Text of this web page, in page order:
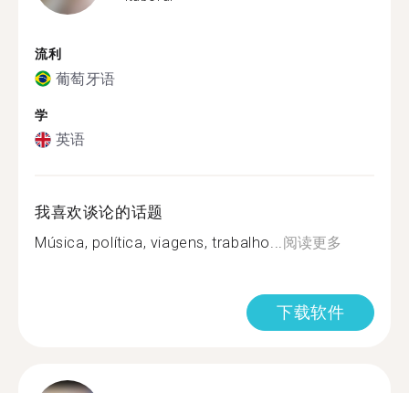
流利
葡萄牙语
学
英语
我喜欢谈论的话题
Música, política, viagens, trabalho...阅读更多
下载软件